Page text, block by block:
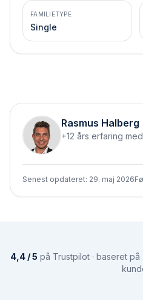
FAMILIETYPE
Single
Rasmus Halberg
+12 års erfaring
Senest opdateret: 29. maj 2026
4,4 / 5 på Trustpilot · baseret